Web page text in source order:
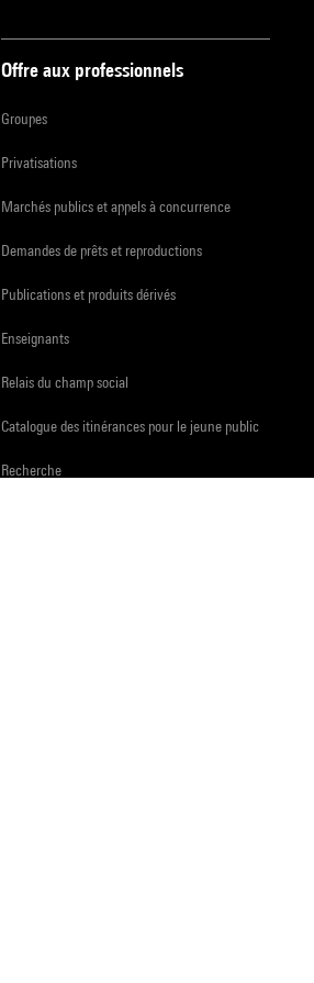
Offre aux professionnels
Groupes
Privatisations
Marchés publics et appels à concurrence
Demandes de prêts et reproductions
Publications et produits dérivés
Enseignants
Relais du champ social
Catalogue des itinérances pour le jeune public
Recherche